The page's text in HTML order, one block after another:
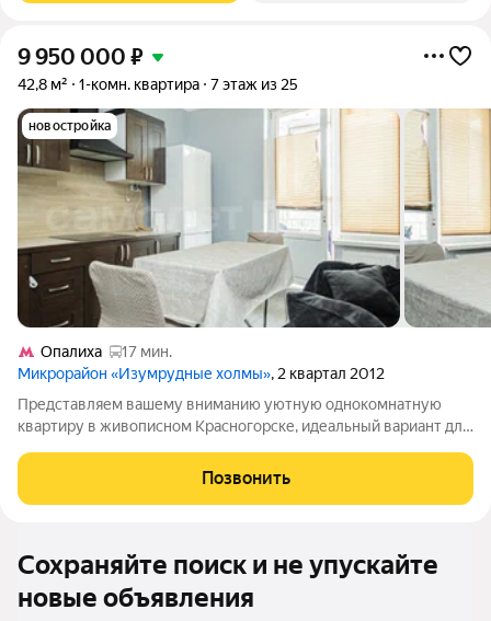
9 950 000 ₽
42,8 м² 1-комн. квартира 7 этаж из 25
новостройка
Опалиха
17 мин.
Микрорайон «Изумрудные холмы», 2 квартал 2012
Представляем вашему вниманию уютную однокомнатную
квартиру в живописном Красногорске, идеальный вариант для
под ипотеку и материнский капитал. Три собственника,
Позвонить
Сохраняйте поиск и не упускайте
новые объявления